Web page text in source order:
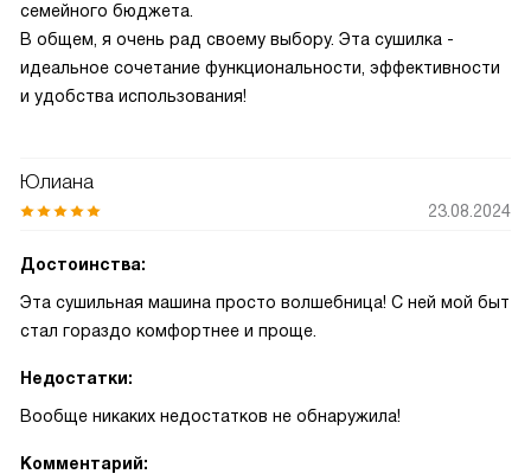
семейного бюджета.
В общем, я очень рад своему выбору. Эта сушилка -
идеальное сочетание функциональности, эффективности
и удобства использования!
Юлиана
23.08.2024
Достоинства:
Эта сушильная машина просто волшебница! С ней мой быт
стал гораздо комфортнее и проще.
Недостатки:
Вообще никаких недостатков не обнаружила!
Комментарий: